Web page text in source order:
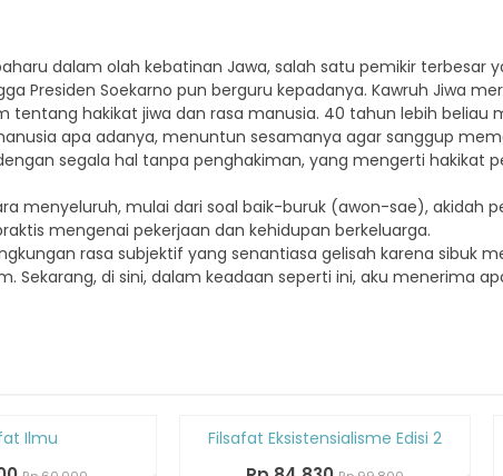
dalam olah kebatinan Jawa, salah satu pemikir terbesar
Presiden Soekarno pun berguru kepadanya. Kawruh Jiwa
hakikat jiwa dan rasa manusia. 40 tahun lebih beliau
apa adanya, menuntun sesamanya agar sanggup
segala hal tanpa penghakiman, yang mengerti hakikat
menyeluruh, mulai dari soal baik-buruk (awon-sae), akidah
mengenai pekerjaan dan kehidupan berkeluarga.
rasa subjektif yang senantiasa gelisah karena sibuk
Sekarang, di sini, dalam keadaan seperti ini, aku menerima
Ilmu Diskon
15%Filsafat Eksistensialisme Edisi 2